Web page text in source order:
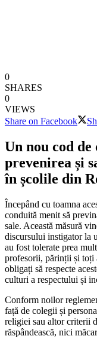
0
SHARES
0
VIEWS
Share on Facebook
Un nou cod
prevenirea și
în școlile din
Începând cu toamna
conduită menit să
sale. Această măsură
discursului instigator la
au fost tolerate prea
profesorii, părinții și toți
obligați să respecte
culturi a respectului și
Conform noilor
față de colegii și
religiei sau altor criterii
răspândească, nici